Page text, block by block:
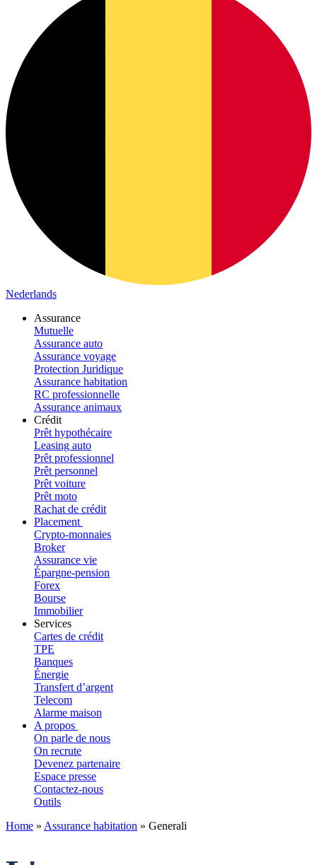
Nederlands
Assurance
Mutuelle
Assurance auto
Assurance voyage
Protection Juridique
Assurance habitation
RC professionnelle
Assurance animaux
Crédit
Prêt hypothécaire
Leasing auto
Prêt professionnel
Prêt personnel
Prêt voiture
Prêt moto
Rachat de crédit
Placement
Crypto-monnaies
Broker
Assurance vie
Épargne-pension
Forex
Bourse
Immobilier
Services
Cartes de crédit
TPE
Banques
Énergie
Transfert d’argent
Telecom
Alarme maison
A propos
On parle de nous
On recrute
Devenez partenaire
Espace presse
Contactez-nous
Outils
Home » Assurance habitation » Generali